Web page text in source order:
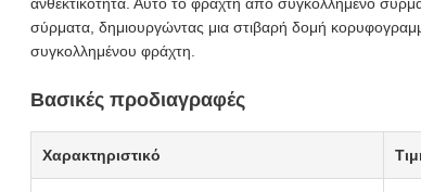
σύρματα, δημιουργώντας μια στιβαρή δομή
συγκολλημένου φράχτη.
Βασικές προδιαγραφές
Χαρακτηριστικό